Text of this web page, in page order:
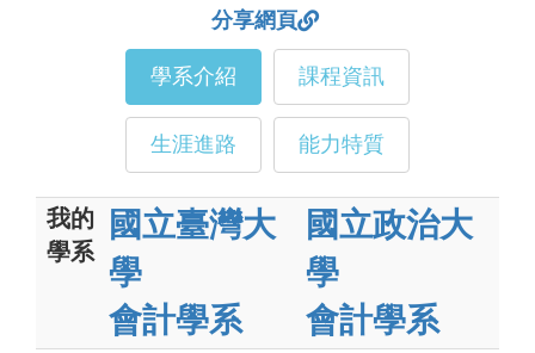
分享網頁
學系介紹 課程資訊
生涯進路 能力特質
我的
學系
國立臺灣大
學
會計學系
國立政治大
學
會計學系